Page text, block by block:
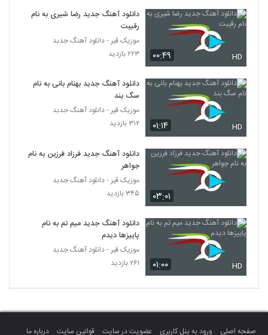
۷۲۵ بازدید
349
۶۲۸ بازدید
350
آهنگ عباس جعفری بنام مریض
۴۷۶ بازدید
Arya Amjad Deli Ke Beshkane
352
Saeel Delo Behet Dadam
۳۳۰ بازدید
آهنگ رادمهر بنام یار خودم
۶۲۶ بازدید
354
علیرضا عطایی آهنگ بی من مرو
۰۰:۴۹ HD
دانلود آهنگ جدید رضا شیری به نام
رقیبت
موزیک قیر - دانلود آهنگ جدبد
۲۲۳ بازدید
۰۱:۱۴ HD
دانلود آهنگ جدید بهنام بانی به نام
سگ بند
موزیک قیر - دانلود آهنگ جدبد
۳۱۲ بازدید
۰۳:۰۱
دانلود آهنگ جدید فرزاد فرزین به نام
جواهر
موزیک قیر - دانلود آهنگ جدبد
۳۴۵ بازدید
۰۱:۰۰ HD
دانلود آهنگ جدید میم تم به نام
پاییزها دیدم
موزیک قیر - دانلود آهنگ جدبد
۲۶۱ بازدید
صفحه اصلی ورود به پنل کاربری عضویت در سایت قوانین سایت درباره ما